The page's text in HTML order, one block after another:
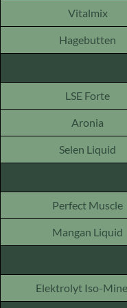
Vitalmix
Hagebutten
LSE Forte
Aronia
Selen Liquid
Perfect Muscle
Mangan Liquid
Elektrolyt Iso-